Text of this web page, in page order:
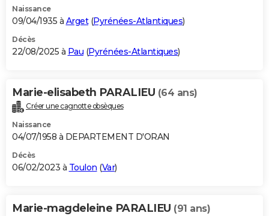
Dictionnaire
Biographies
Citations
Expressions
Proverbes
PROGRAMME TV
S'inscrire
Se connecter
Lycées
Collèges
Primaires
Universités
Entreprises
Service militaire
Avis de recherche
AVIS DE DÉCÈS
Bricolage
Lifestyle
Culture
Sport
Auto
Television
Voyage
Cinema
Naissance
09/04/1935 à Arget(Pyrénées-Atlantiques)
Décès
22/08/2025 à Pau (Pyrénées-Atlantiques)
Marie-elisabeth PARALIEU (64 ans)
Créer une cagnotte obsèques
Naissance
04/07/1958 à DEPARTEMENT D'ORAN
Décès
06/02/2023 à Toulon (Var)
Marie-magdeleine PARALIEU (91 ans)